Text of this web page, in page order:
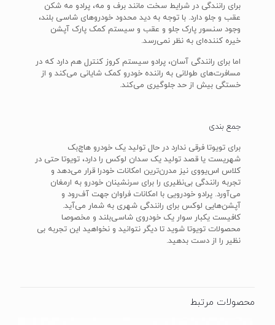
برای رانندگی در شرایط سخت مانند برف و مه، پرادو مه شکن
عقب و جلو دارد. با توجه به دید محدود خودروهای شاسی بلند،
وجود سنسور پارک جلو و عقب و سیستم کمک پارک آپشن
خیره کننده‌ای به نظر نمی‌رسد.
اما برای رانندگی آسان، پرادو سیستم کروز کنترل هم دارد که در
مسافرت‌های طولانی به راننده خودرو کمک شایانی می‌کند و از
خستگی بیش از حد جلوگیری می‌کند.
جمع بندی
برای تویوتا فرقی ندارد در حال تولید یک خودرو هاچ‌بک
شهریست یا قصد تولید یک سدان لوکس را دارد، تویوتا حتی در
کلاس اس‌یو‌وی نیز مدرن‌ترین امکانات خودرا قرار می‌دهد و
تجربه رانندگی بی‌نظیری را برای سرنشینان خودرو به ارمغان
می‌آورد. پرادو خودرویی با امکانات فراوان جهت آف‌رود و
آپشن‌هایی لوکس برای رانندگی شهری به شمار می‌آید.
کافیست یکبار سوار یک خودروی شاسی‌بلند و مخصوصا
محصولات تویوتا شوید تا دیگر نتوانید و نخواهید این تجربه بی
نظیر را از دست بدهید.
محصولات مرتبط